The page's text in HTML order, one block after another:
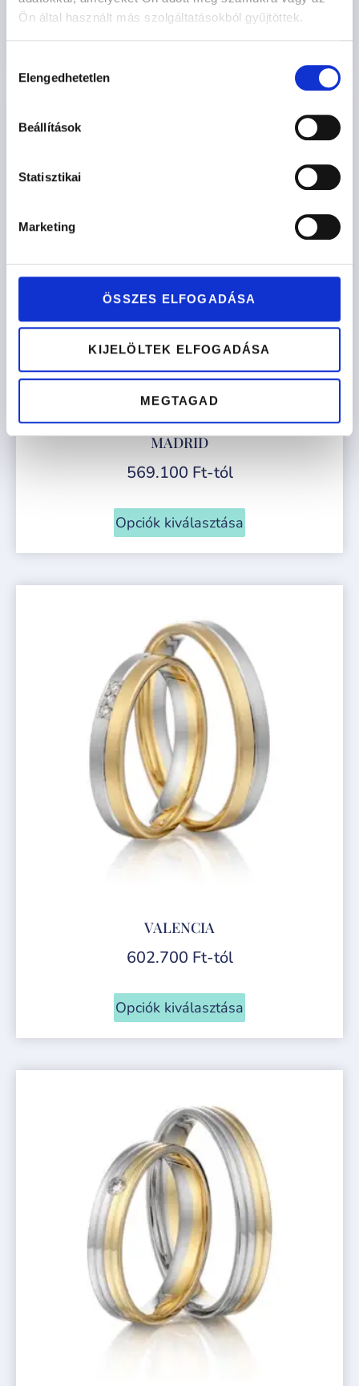
Ön által használt más szolgáltatásokból gyűjtöttek.
kiválasztása
Elengedhetetlen
Beállítások
Statisztikai
Marketing
ÖSSZES ELFOGADÁSA
KIJELÖLTEK ELFOGADÁSA
MEGTAGAD
MADRID
569.100 Ft-tól
Opciók kiválasztása
VALENCIA
602.700 Ft-tól
Opciók kiválasztása